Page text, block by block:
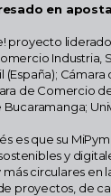
en
proyecto
Industria,
(España);
de Comercio
es que su
y
más circulares en
proyectos, de